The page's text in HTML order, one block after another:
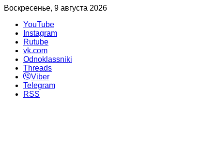
Воскресенье, 9 августа 2026
YouTube
Instagram
Rutube
vk.com
Odnoklassniki
Threads
Viber
Telegram
RSS